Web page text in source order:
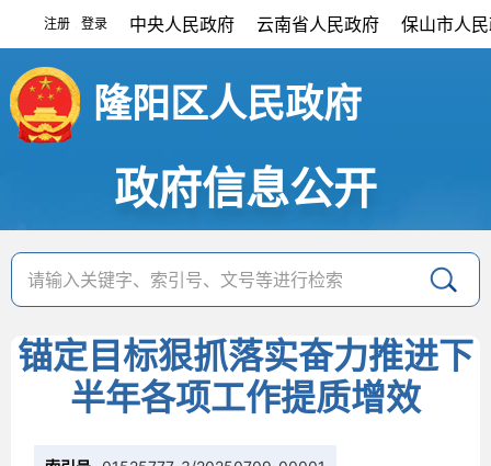
注册 登录 中央人民政府 云南省人民政府 保山市人
隆阳区人民政府
政府信息公开
锚定目标狠抓落实奋力推进下
半年各项工作提质增效